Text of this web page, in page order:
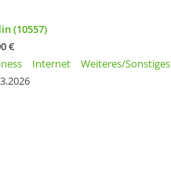
(10557)
€
Internet
Weiteres/Sonstiges